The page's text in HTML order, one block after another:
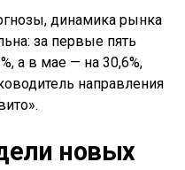
динамика рынка
за первые пять
а в мае — на 30,6%,
направления
новых